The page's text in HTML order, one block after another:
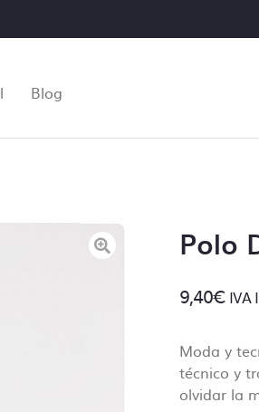
Blog
Polo
9,40€ IVA
Moda y
técnico y
olvidar la
de archivos